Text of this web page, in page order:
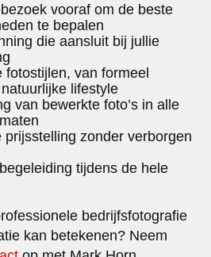
vooraf om de beste
te bepalen
die aansluit bij jullie
fotostijlen, van formeel
lifestyle
van bewerkte foto’s in alle
prijsstelling zonder verborgen
tijdens de hele
bedrijfsfotografie
kan betekenen? Neem